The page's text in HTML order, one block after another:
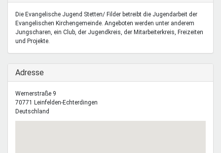
Schule & Beruf
Die Evangelische Jugend Stetten/ Filder betreibt die Jugendarbeit der
Evangelischen Kirchengemeinde. Angeboten werden unter anderem
Jungscharen, ein Club, der Jugendkreis, der Mitarbeiterkreis, Freizeiten
und Projekte.
Ausblenden
Adresse
Wernerstraße 9
70771 Leinfelden-Echterdingen
Deutschland